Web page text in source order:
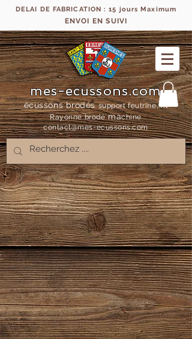
DELAI DE FABRICATION : 15 jours Maximum
ENVOI EN SUIVI
mes-ecussons.com
écussons brodés support feutrine, fil
Rayonne brodémachine
contact@mes-ecussons.com